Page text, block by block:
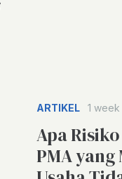
ARTIKEL 1
Apa
PMA